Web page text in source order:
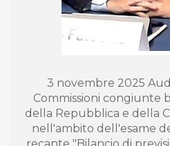
3 novembre 2025
Commissioni congiunte
della Repubblica e della
nell'ambito dell'esame